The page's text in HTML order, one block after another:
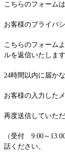
こちらのフォーム
お客様のプライバ
こちらのフォーム
ルを返信いたします
24時間以内に届か
お客様の入力した
再度送信していた
（受付 9:00～
話ください。